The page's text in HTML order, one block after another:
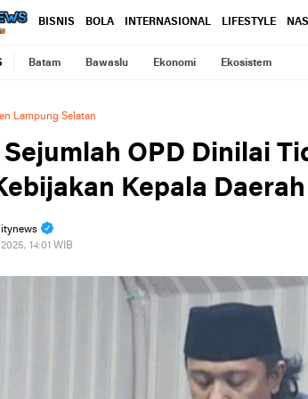
BISNIS BOLA INTERNASIONAL LIFESTYLE
Batam Bawaslu Ekonomi Ekosistem
Lampung Selatan
OPD Dinilai
Kepala Daerah
14:01 WIB